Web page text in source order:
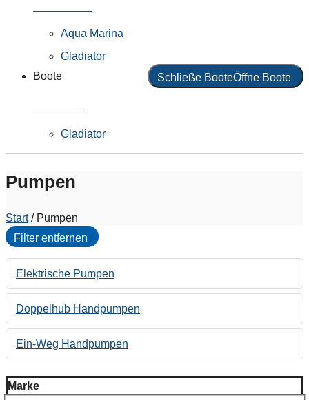
Aqua Marina
Gladiator
Boote
Schließe BooteÖffne Boote
Gladiator
Pumpen
Start/ Pumpen
Filter entfernen
Elektrische Pumpen
Doppelhub Handpumpen
Ein-Weg Handpumpen
Marke